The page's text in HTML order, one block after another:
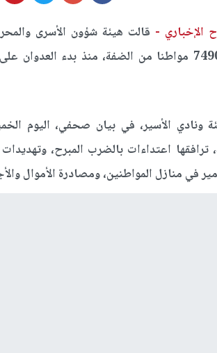
الإخباري - قالت هيئة شؤون الأسرى
ونادي الأسير، في بيان صحفي، اليوم
ترافقها اعتداءات بالضرب المبرح،
في منازل المواطنين، ومصادرة الأموال